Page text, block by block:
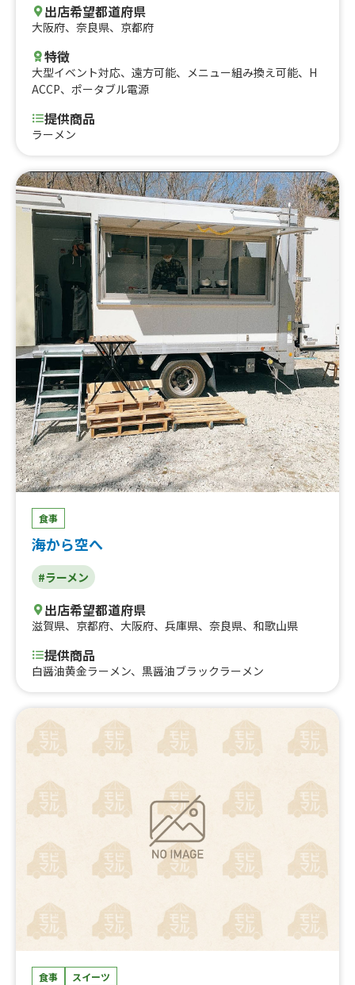
出店希望都道府県
大阪府、 奈良県、 京都府
特徴
大型イベント対応、 遠方可能、 メニュー組み換え可能、 H
ACCP、 ポータブル電源
提供商品
ラーメン
食事
海から空へ
#ラーメン
出店希望都道府県
滋賀県、 京都府、 大阪府、 兵庫県、 奈良県、 和歌山県
提供商品
白醤油黄金ラーメン、黒醤油ブラックラーメン
食事 スイーツ